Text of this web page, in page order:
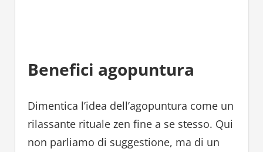
Benefici agopuntura
Dimentica l’idea dell’agopuntura come un
rilassante rituale zen fine a se stesso. Qui
non parliamo di suggestione, ma di un